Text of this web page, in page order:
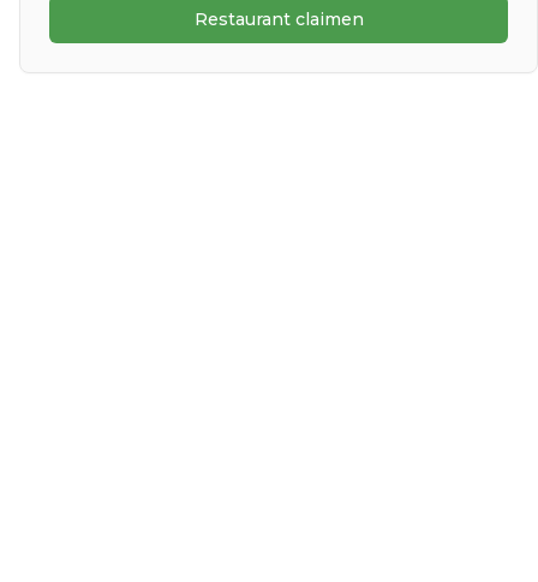
Restaurant claimen